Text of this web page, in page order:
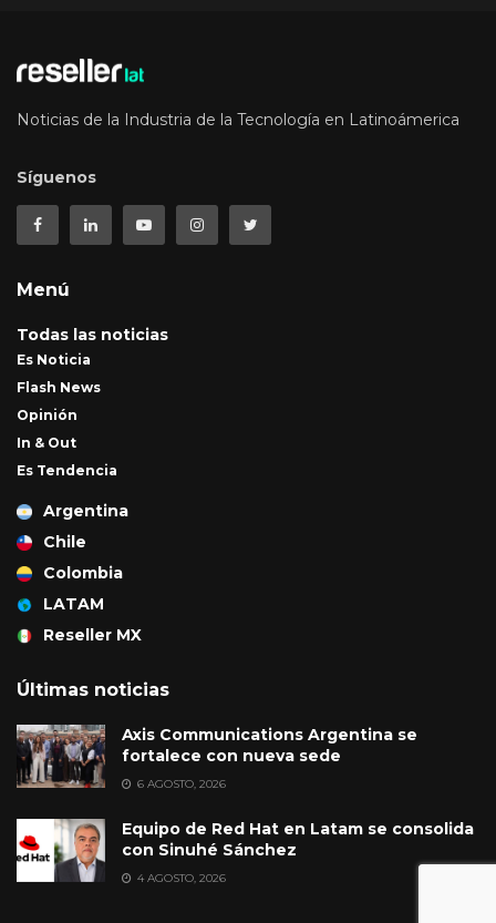
Noticias de la Industria de la Tecnología en Latinoámerica
Síguenos
Menú
Todas las noticias
Es Noticia
Flash News
Opinión
In & Out
Es Tendencia
Argentina
Chile
Colombia
LATAM
Reseller MX
Últimas noticias
Axis Communications Argentina se
fortalece con nueva sede
6 AGOSTO, 2026
Equipo de Red Hat en Latam se consolida
con Sinuhé Sánchez
4 AGOSTO, 2026